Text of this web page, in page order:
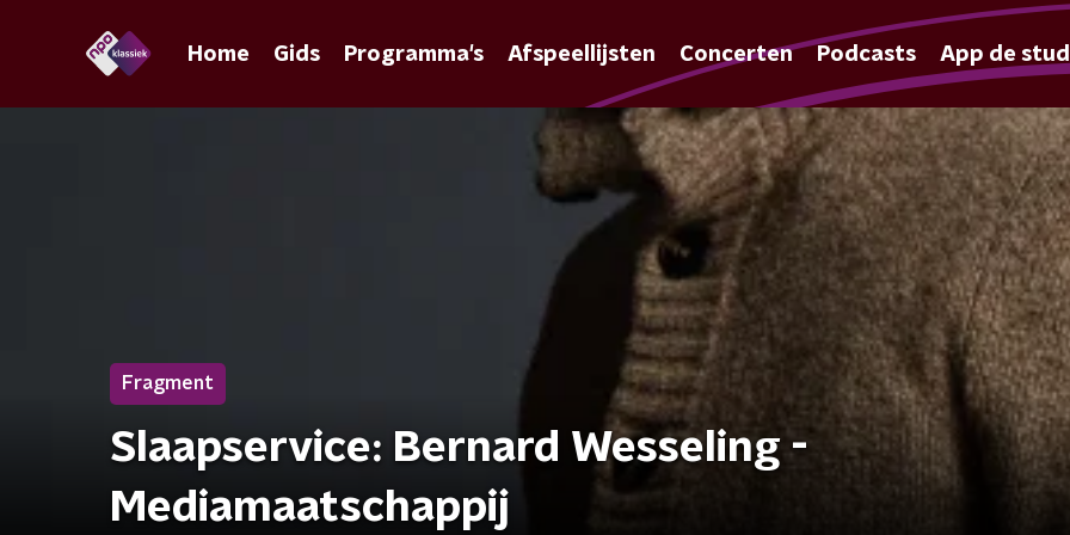
Home Gids Programma's Afspeellijsten Concerten Podcasts App de
Fragment
Slaapservice: Bernard Wesseling -
Mediamaatschappij